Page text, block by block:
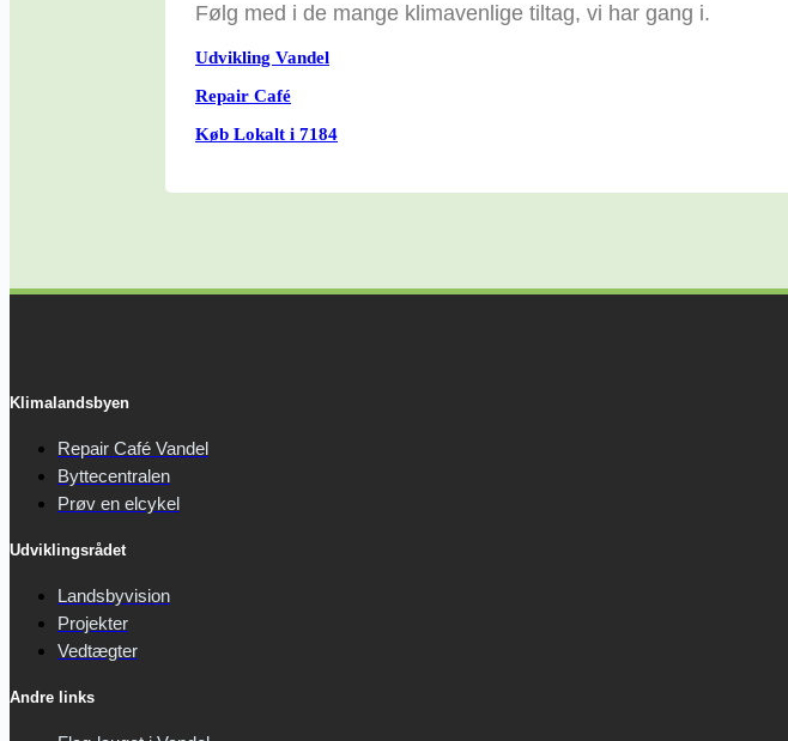
Følg med i de mange klimavenlige tiltag, vi har gang i.
Udvikling Vandel
Repair Café
Køb Lokalt i 7184
Klimalandsbyen
Repair Café Vandel
Byttecentralen
Prøv en elcykel
Udviklingsrådet
Landsbyvision
Projekter
Vedtægter
Andre links